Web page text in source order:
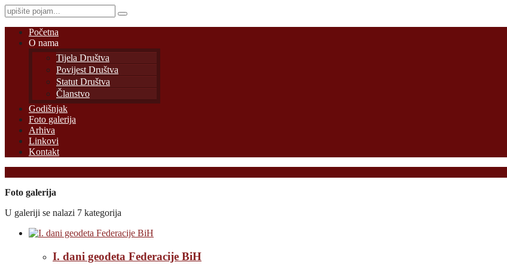
Početna
O nama
Tijela Društva
Povijest Društva
Statut Društva
Članstvo
Godišnjak
Foto galerija
Arhiva
Linkovi
Kontakt
Foto galerija
U galeriji se nalazi 7 kategorija
I. dani geodeta Federacije BiH